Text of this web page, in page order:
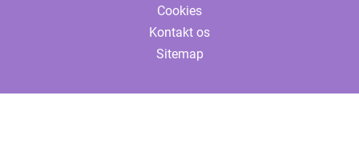
Cookies
Kontakt os
Sitemap